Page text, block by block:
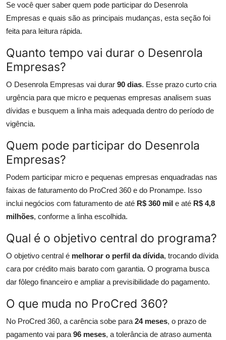
Se você quer saber quem pode participar do Desenrola
Empresas e quais são as principais mudanças, esta seção foi
feita para leitura rápida.
Quanto tempo vai durar o Desenrola
Empresas?
O Desenrola Empresas vai durar 90 dias. Esse prazo curto cria
urgência para que micro e pequenas empresas analisem suas
dívidas e busquem a linha mais adequada dentro do período de
vigência.
Quem pode participar do Desenrola
Empresas?
Podem participar micro e pequenas empresas enquadradas nas
faixas de faturamento do ProCred 360 e do Pronampe. Isso
inclui negócios com faturamento de até R$ 360 mil e até R$ 4,8
milhões, conforme a linha escolhida.
Qual é o objetivo central do programa?
O objetivo central é melhorar o perfil da dívida, trocando dívida
cara por crédito mais barato com garantia. O programa busca
dar fôlego financeiro e ampliar a previsibilidade do pagamento.
O que muda no ProCred 360?
No ProCred 360, a carência sobe para 24 meses, o prazo de
pagamento vai para 96 meses, a tolerância de atraso aumenta